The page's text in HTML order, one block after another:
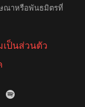
ณาหรือพันธมิตรที่
เป็นส่วนตัว
Spotify